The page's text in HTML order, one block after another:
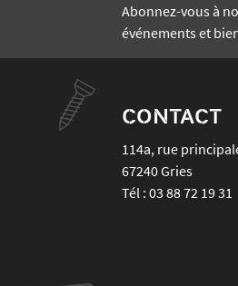
Abonnez-vous à
événements et
CONTACT
114a, rue
67240Gries
Tél :03 88 72 19 31